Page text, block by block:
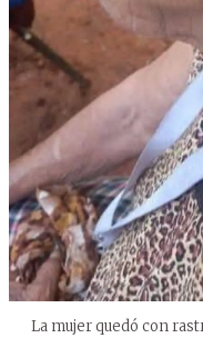
La mujer quedó con